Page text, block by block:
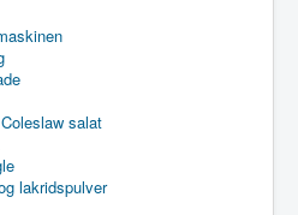
salat
lakridspulver